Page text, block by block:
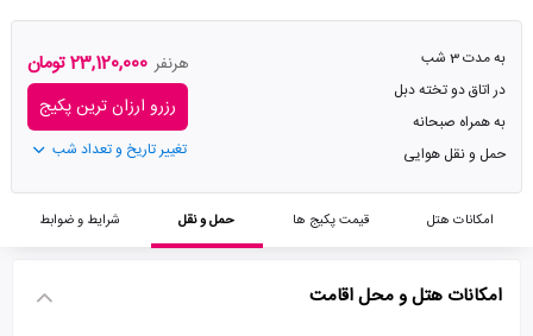
به مدت 3 شب
در اتاق دو تخته دبل
به همراه صبحانه
حمل و نقل هوایی
هرنفر 23,120,000 تومان
رزرو ارزان ترین پکیج
تغییر تاریخ و تعداد شب
امکانات هتل قیمت پکیج ها حمل و نقل شرایط و ضوابط
امکانات هتل و محل اقامت